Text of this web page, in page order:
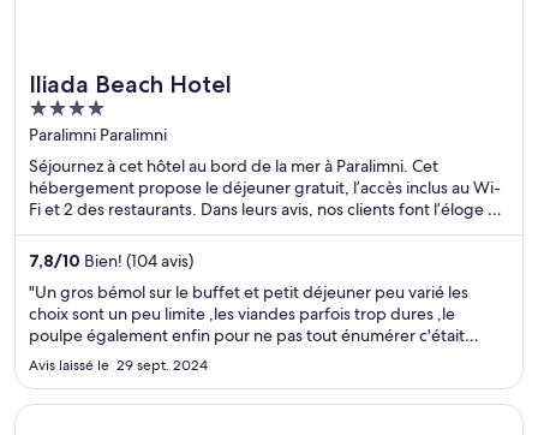
Iliada Beach Hotel
4
out
of
5
Paralimni Paralimni
Séjournez à cet hôtel au bord de la mer à Paralimni. Cet
hébergement propose le déjeuner gratuit, l’accès inclus au Wi-
Fi et 2 des restaurants. Dans leurs avis, nos clients font l’éloge du
personnel serviable. Deux attractions prisées, Plage de Protaras
et Plage de Nissi, se situent à proximité.
7,8/10 Bien! (104 avis)
"Un gros bémol sur le buffet et petit déjeuner peu varié les
choix sont un peu limite ,les viandes parfois trop dures ,le
poulpe également enfin pour ne pas tout énumérer c'était
globalement bien décevant par rapport à d autres lieux ou
comme ici nous avions pris la formule demi pension"
Avis laissé le 29 sept. 2024
S’ouvre dans une nouvelle fenêtre
Sonesta Maho Beach All Inclusive Resort Casino & Spa